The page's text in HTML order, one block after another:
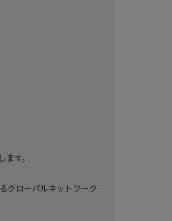
す。
グローバルネットワーク